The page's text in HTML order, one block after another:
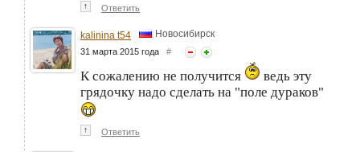
↑ Ответить
kalinina t54 Новосибирск
31 марта 2015 года #
К сожалению не получится
ведь эту
грядочку надо сделать на "поле дураков"
↑ Ответить